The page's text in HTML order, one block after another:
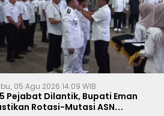
05 Agu 2026 14:09 WIB
Pejabat Dilantik, Bupati Eman
Rotasi-Mutasi ASN